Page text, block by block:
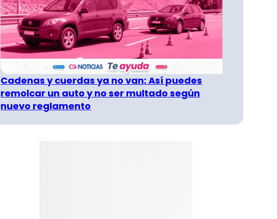
Cadenas y cuerdas ya no van: Así puedes
remolcar un auto y no ser multado según
nuevo reglamento